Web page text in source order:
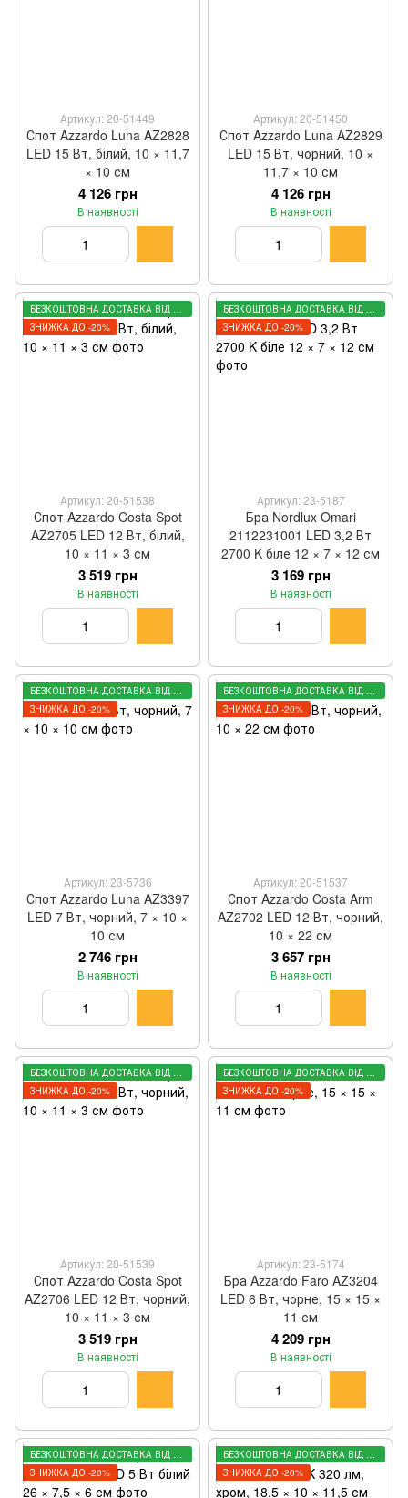
Артикул: 20-51449
Спот Azzardo Luna AZ2828
LED 15 Вт, білий, 10 × 11,7
× 10 см
4 126 грн
В наявності
Артикул: 20-51450
Спот Azzardo Luna AZ2829
LED 15 Вт, чорний, 10 ×
11,7 × 10 см
4 126 грн
В наявності
БЕЗКОШТОВНА ДОСТАВКА ВІД 3000 ГРН
ЗНИЖКА ДО -20%
Артикул: 20-51538
Спот Azzardo Costa Spot
AZ2705 LED 12 Вт, білий,
10 × 11 × 3 см
3 519 грн
В наявності
БЕЗКОШТОВНА ДОСТАВКА ВІД 3000 ГРН
ЗНИЖКА ДО -20%
Артикул: 23-5187
Бра Nordlux Omari
2112231001 LED 3,2 Вт
2700 K біле 12 × 7 × 12 см
3 169 грн
В наявності
БЕЗКОШТОВНА ДОСТАВКА ВІД 3000 ГРН
ЗНИЖКА ДО -20%
Артикул: 23-5736
Спот Azzardo Luna AZ3397
LED 7 Вт, чорний, 7 × 10 ×
10 см
2 746 грн
В наявності
БЕЗКОШТОВНА ДОСТАВКА ВІД 3000 ГРН
ЗНИЖКА ДО -20%
Артикул: 20-51537
Спот Azzardo Costa Arm
AZ2702 LED 12 Вт, чорний,
10 × 22 см
3 657 грн
В наявності
БЕЗКОШТОВНА ДОСТАВКА ВІД 3000 ГРН
ЗНИЖКА ДО -20%
Артикул: 20-51539
Спот Azzardo Costa Spot
AZ2706 LED 12 Вт, чорний,
10 × 11 × 3 см
3 519 грн
В наявності
БЕЗКОШТОВНА ДОСТАВКА ВІД 3000 ГРН
ЗНИЖКА ДО -20%
Артикул: 23-5174
Бра Azzardo Faro AZ3204
LED 6 Вт, чорне, 15 × 15 ×
11 см
4 209 грн
В наявності
БЕЗКОШТОВНА ДОСТАВКА ВІД 3000 ГРН
ЗНИЖКА ДО -20%
БЕЗКОШТОВНА ДОСТАВКА ВІД 3000 ГРН
ЗНИЖКА ДО -20%